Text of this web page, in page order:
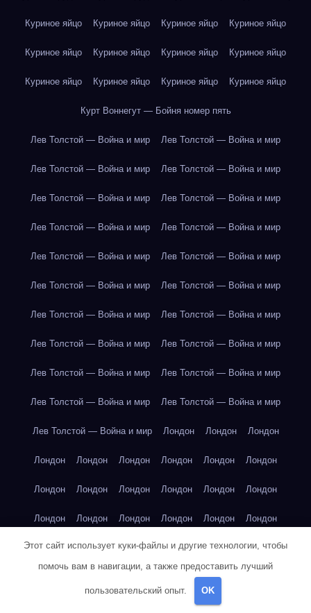
Куриное яйцо Куриное яйцо Куриное яйцо Куриное яйцо
Куриное яйцо Куриное яйцо Куриное яйцо Куриное яйцо
Куриное яйцо Куриное яйцо Куриное яйцо Куриное яйцо
Курт Воннегут — Бойня номер пять
Лев Толстой — Война и мир Лев Толстой — Война и мир
Лев Толстой — Война и мир Лев Толстой — Война и мир
Лев Толстой — Война и мир Лев Толстой — Война и мир
Лев Толстой — Война и мир Лев Толстой — Война и мир
Лев Толстой — Война и мир Лев Толстой — Война и мир
Лев Толстой — Война и мир Лев Толстой — Война и мир
Лев Толстой — Война и мир Лев Толстой — Война и мир
Лев Толстой — Война и мир Лев Толстой — Война и мир
Лев Толстой — Война и мир Лев Толстой — Война и мир
Лев Толстой — Война и мир Лев Толстой — Война и мир
Лев Толстой — Война и мир Лондон Лондон Лондон
Лондон Лондон Лондон Лондон Лондон Лондон
Лондон Лондон Лондон Лондон Лондон Лондон
Лондон Лондон Лондон Лондон Лондон Лондон
Лондон Лондон Лондон Лондон Лос-Анджелес
Лос-Анджелес
Лос-Анджелес
Этот сайт использует куки-файлы и другие технологии, чтобы
помочь вам в навигации, а также предоставить лучший
пользовательский опыт. OK